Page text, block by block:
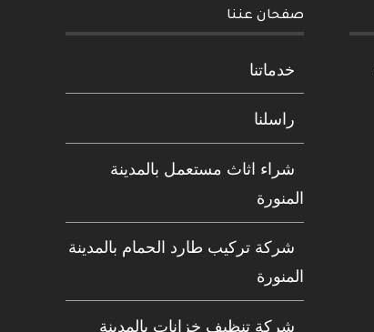
صفحان عننا
خدماتنا
راسلنا
شراء اثاث مستعمل بالمدينة
المنورة
شركة تركيب طارد الحمام بالمدينة
المنورة
شركة تنظيف خزانات بالمدينة